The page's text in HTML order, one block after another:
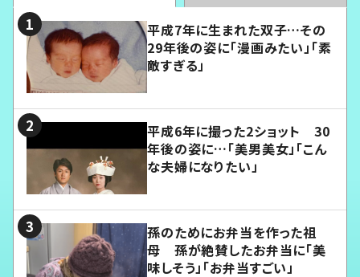
平成7年に生まれた双子…その
29年後の姿に「漫画みたい」「素
敵すぎる」
平成6年に撮った2ショット 30
年後の姿に…「美男美女」「こん
な夫婦になりたい」
孫のためにお弁当を作った祖
母 孫が絶賛したお弁当に「美
味しそう」「お弁当すごい」